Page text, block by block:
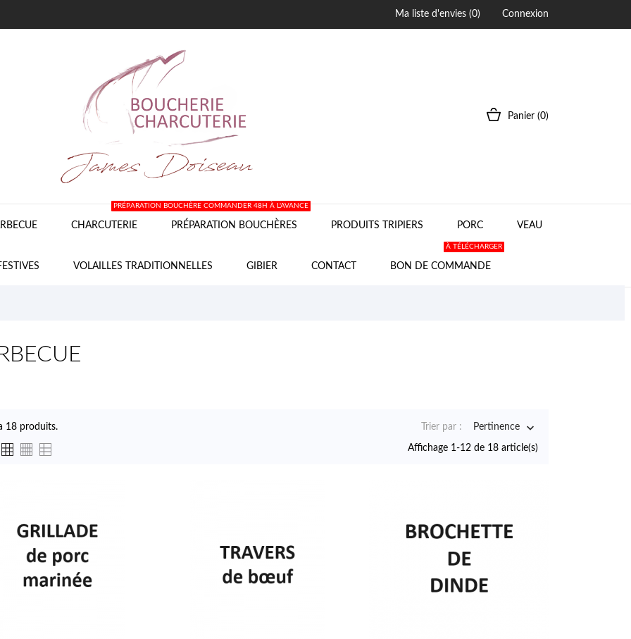
Ma liste d'envies (0) Connexion
Panier (0)
CHARCUTERIE PRÉPARATION BOUCHÈRES
PRÉPARATION BOUCHÈRE COMMANDER 48H À L'AVANCE
PRODUITS TRIPIERS PORC VEAU
VOLAILLES TRADITIONNELLES GIBIER CONTACT BON DE COMMANDE
À TÉLÉCHARGER
18 produits. Trier par : Pertinence 
Affichage 1-12 de 18 article(s)